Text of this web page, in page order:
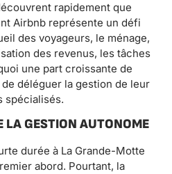
rapidement que
Airbnb représente un défi
des voyageurs, le ménage,
des revenus, les tâches
une part croissante de
déléguer la gestion de leur
spécialisés.
LA GESTION AUTONOME
durée à La Grande-Motte
abord. Pourtant, la